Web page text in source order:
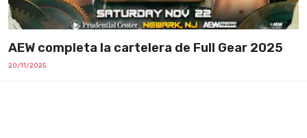
AEW completa la cartelera de Full Gear 2025
20/11/2025